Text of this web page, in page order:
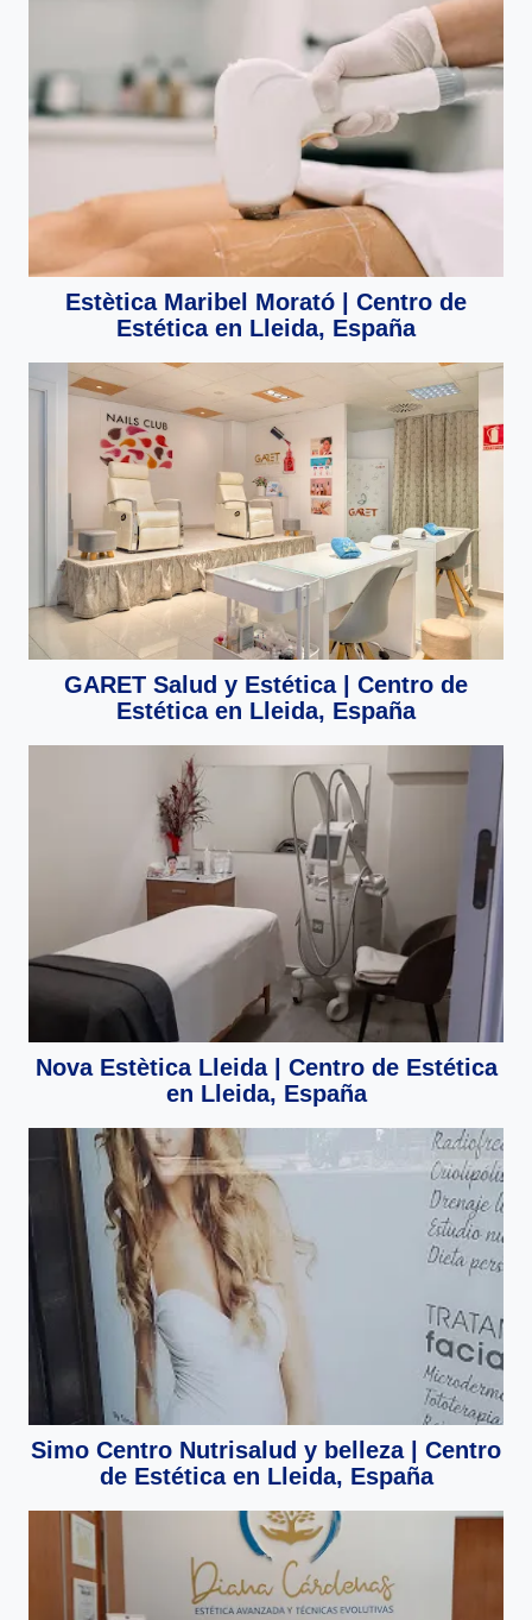
Estètica Maribel Morató | Centro de
Estética en Lleida, España
GARET Salud y Estética | Centro de
Estética en Lleida, España
Nova Estètica Lleida | Centro de Estética
en Lleida, España
Simo Centro Nutrisalud y belleza | Centro
de Estética en Lleida, España